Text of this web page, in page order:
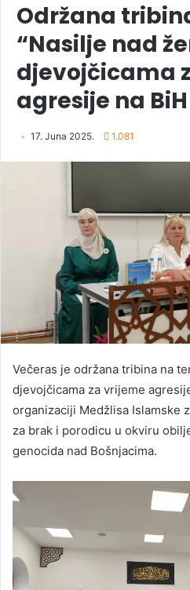
Održana
“Nasilje nad
djevojčicama
agresije na BiH
17. Juna 2025. 1.081
Večeras je održana tribina na
djevojčicama za vrijeme
organizaciji Medžlisa Islamske
za brak i porodicu u okviru
genocida nad Bošnjacima.